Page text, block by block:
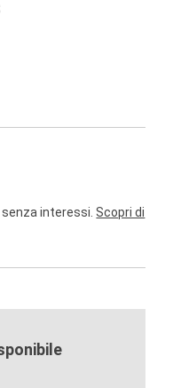
senza interessi.Scopri di